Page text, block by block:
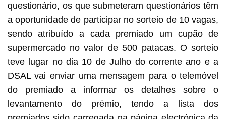
questionário, os que submeteram questionários têm
a oportunidade de participar no sorteio de 10 vagas,
sendo atribuído a cada premiado um cupão de
supermercado no valor de 500 patacas. O sorteio
teve lugar no dia 10 de Julho do corrente ano e a
DSAL vai enviar uma mensagem para o telemóvel
do premiado a informar os detalhes sobre o
levantamento do prémio, tendo a lista dos